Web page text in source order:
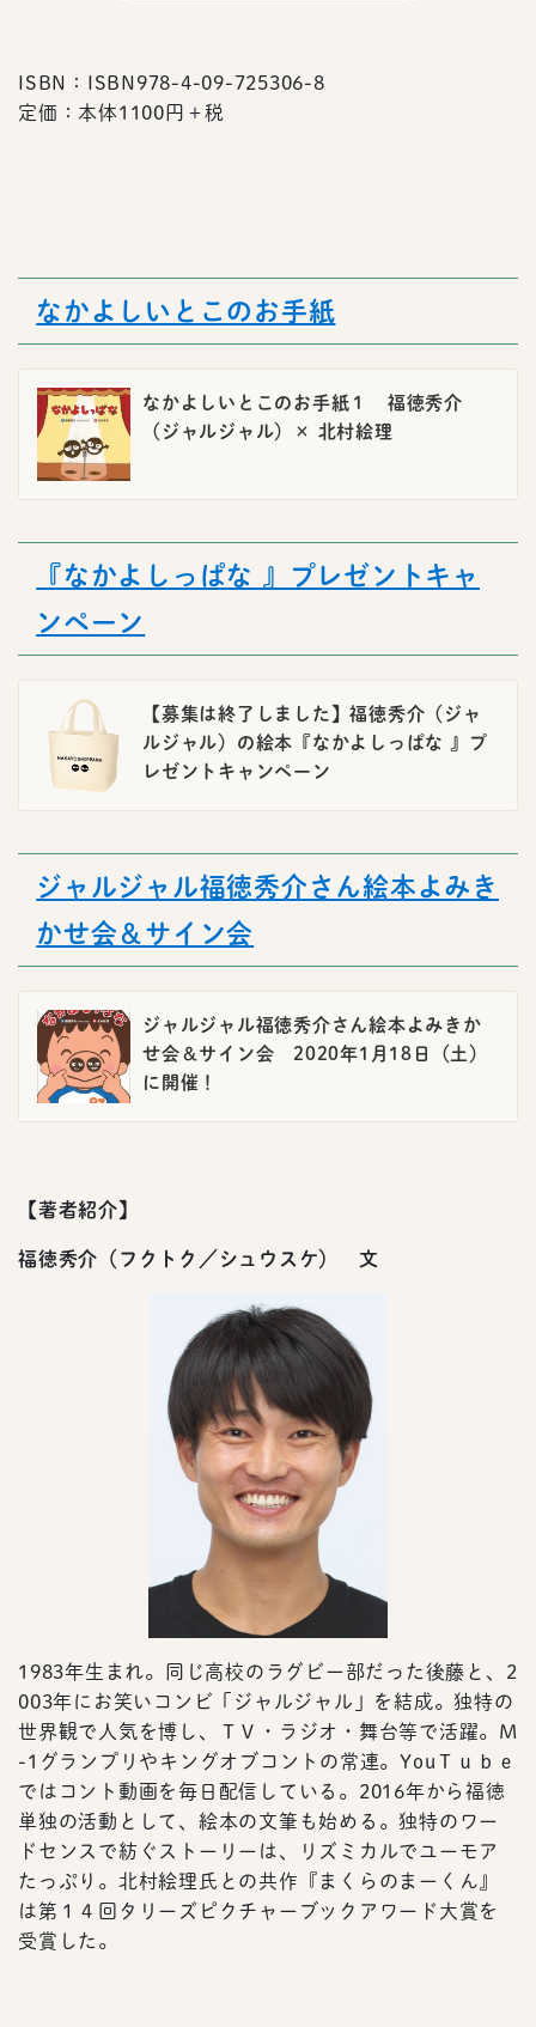
ISBN：ISBN978-4-09-725306-8
定価：本体1100円＋税
なかよしいとこのお手紙
なかよしいとこのお手紙１ 福徳秀介
（ジャルジャル）× 北村絵理
『なかよしっぱな 』プレゼントキャ
ンペーン
【募集は終了しました】福徳秀介（ジャ
ルジャル）の絵本『なかよしっぱな 』プ
レゼントキャンペーン
ジャルジャル福徳秀介さん絵本よみき
かせ会＆サイン会
ジャルジャル福徳秀介さん絵本よみきか
せ会＆サイン会 2020年1月18日（土）
に開催！
【著者紹介】
福徳秀介（フクトク／シュウスケ） 文
1983年生まれ。同じ高校のラグビー部だった後藤と、2
003年にお笑いコンビ「ジャルジャル」を結成。独特の
世界観で人気を博し、ＴＶ・ラジオ・舞台等で活躍。M
-1グランプリやキングオブコントの常連。YouＴｕｂｅ
ではコント動画を毎日配信している。2016年から福徳
単独の活動として、絵本の文筆も始める。独特のワー
ドセンスで紡ぐストーリーは、リズミカルでユーモア
たっぷり。北村絵理氏との共作『まくらのまーくん』
は第１４回タリーズピクチャーブックアワード大賞を
受賞した。